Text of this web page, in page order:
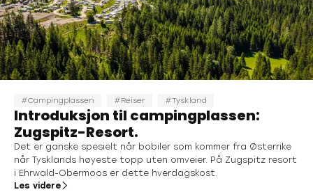
Campingplassen Reiser Tyskland
Introduksjon til campingplassen:
Zugspitz-Resort.
Det er ganske spesielt når bobiler som kommer fra Østerrike
når Tysklands høyeste topp uten omveier. På Zugspitz resort
i Ehrwald-Obermoos er dette hverdagskost.
Les videre